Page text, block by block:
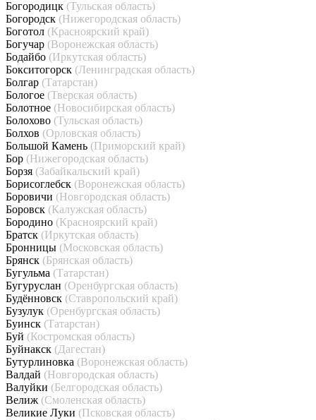
Богородицк (Тульская область)
Богородск (Нижегородская область)
Боготол (Красноярский край)
Богучар (Воронежская область)
Бодайбо (Иркутская область)
Бокситогорск (Ленинградская область)
Болгар (Татарстан)
Бологое (Тверская область)
Болотное (Новосибирская область)
Болохово (Тульская область)
Болхов (Орловская область)
Большой Камень (Приморский край)
Бор (Нижегородская область)
Борзя (Забайкальский край)
Борисоглебск (Воронежская область)
Боровичи (Новгородская область)
Боровск (Калужская область)
Бородино (Красноярский край)
Братск (Иркутская область)
Бронницы (Московская область)
Брянск (Брянская область)
Бугульма (Татарстан)
Бугуруслан (Оренбургская область)
Будённовск (Ставропольский край)
Бузулук (Оренбургская область)
Буинск (Татарстан)
Буй (Костромская область)
Буйнакск (Дагестан)
Бутурлиновка (Воронежская область)
Валдай (Новгородская область)
Валуйки (Белгородская область)
Велиж (Смоленская область)
Великие Луки (Псковская область)